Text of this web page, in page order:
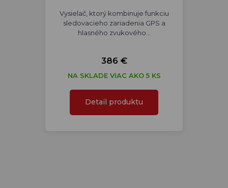
Vysielač, ktorý kombinuje funkciu
sledovacieho zariadenia GPS a
hlasného zvukového…
386 €
NA SKLADE VIAC AKO 5 KS
Detail produktu